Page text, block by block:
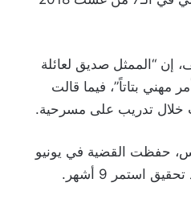
إن “الممثل صديق لعائلة
مهني بتاتاً”، فيما قالت
خلال تدريب على مسرحية.
حفظت القضية في يونيو